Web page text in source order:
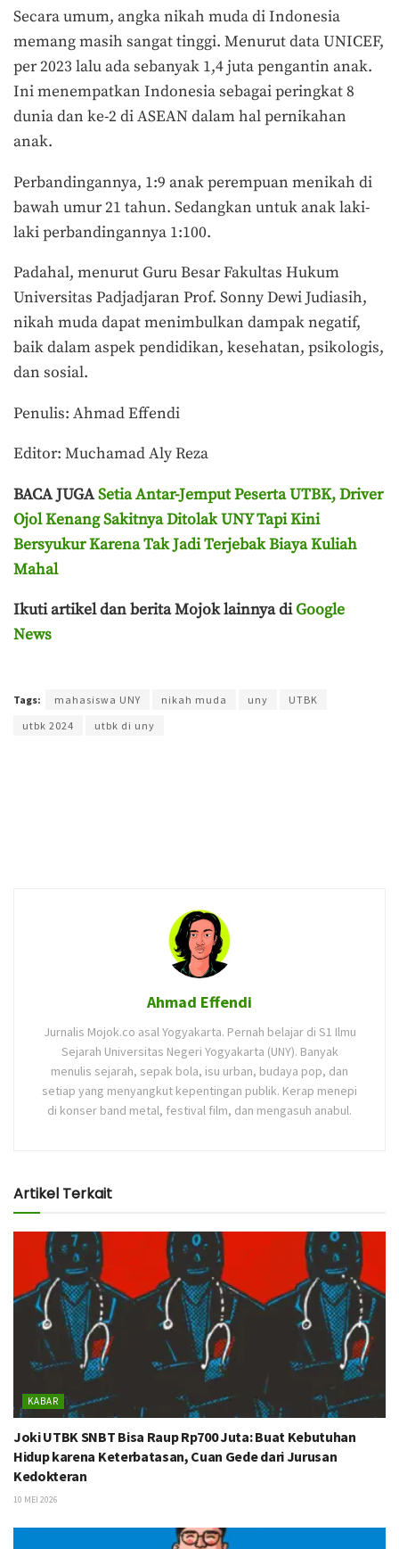
Secara umum, angka nikah muda di Indonesia
memang masih sangat tinggi. Menurut data UNICEF,
per 2023 lalu ada sebanyak 1,4 juta pengantin anak.
Ini menempatkan Indonesia sebagai peringkat 8
dunia dan ke-2 di ASEAN dalam hal pernikahan
anak.
Perbandingannya, 1:9 anak perempuan menikah di
bawah umur 21 tahun. Sedangkan untuk anak laki-
laki perbandingannya 1:100.
Padahal, menurut Guru Besar Fakultas Hukum
Universitas Padjadjaran Prof. Sonny Dewi Judiasih,
nikah muda dapat menimbulkan dampak negatif,
baik dalam aspek pendidikan, kesehatan, psikologis,
dan sosial.
Penulis: Ahmad Effendi
Editor: Muchamad Aly Reza
BACA JUGASetia Antar-Jemput Peserta UTBK, Driver
Ojol Kenang Sakitnya Ditolak UNY Tapi Kini
Bersyukur Karena Tak Jadi Terjebak Biaya Kuliah
Mahal
Ikuti artikel dan berita Mojok lainnya diGoogle
News
Tags: mahasiswa UNY nikah muda uny
UTBK
utbk 2024
utbk di uny
Ahmad Effendi
Jurnalis Mojok.co asal Yogyakarta. Pernah belajar di S1 Ilmu
Sejarah Universitas Negeri Yogyakarta (UNY). Banyak
menulis sejarah, sepak bola, isu urban, budaya pop, dan
setiap yang menyangkut kepentingan publik. Kerap menepi
di konser band metal, festival film, dan mengasuh anabul.
Artikel Terkait
KABAR
Joki UTBK SNBT Bisa Raup Rp700 Juta: Buat Kebutuhan
Hidup karena Keterbatasan, Cuan Gede dari Jurusan
Kedokteran
10 MEI 2026